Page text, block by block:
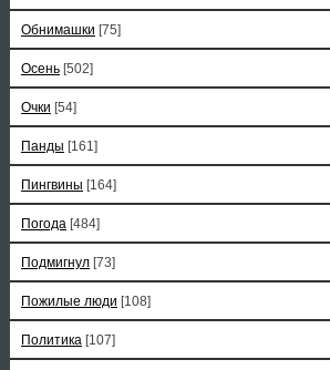
Обнимашки [75]
Осень [502]
Очки [54]
Панды [161]
Пингвины [164]
Погода [484]
Подмигнул [73]
Пожилые люди [108]
Политика [107]